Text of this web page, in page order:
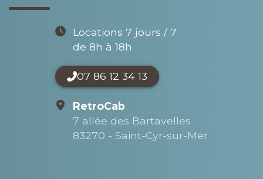
Locations 7 jours / 7
de 8h à 18h
07 86 12 34 13
RetroCab
7 allée des Bartavelles
83270 - Saint-Cyr-sur-Mer